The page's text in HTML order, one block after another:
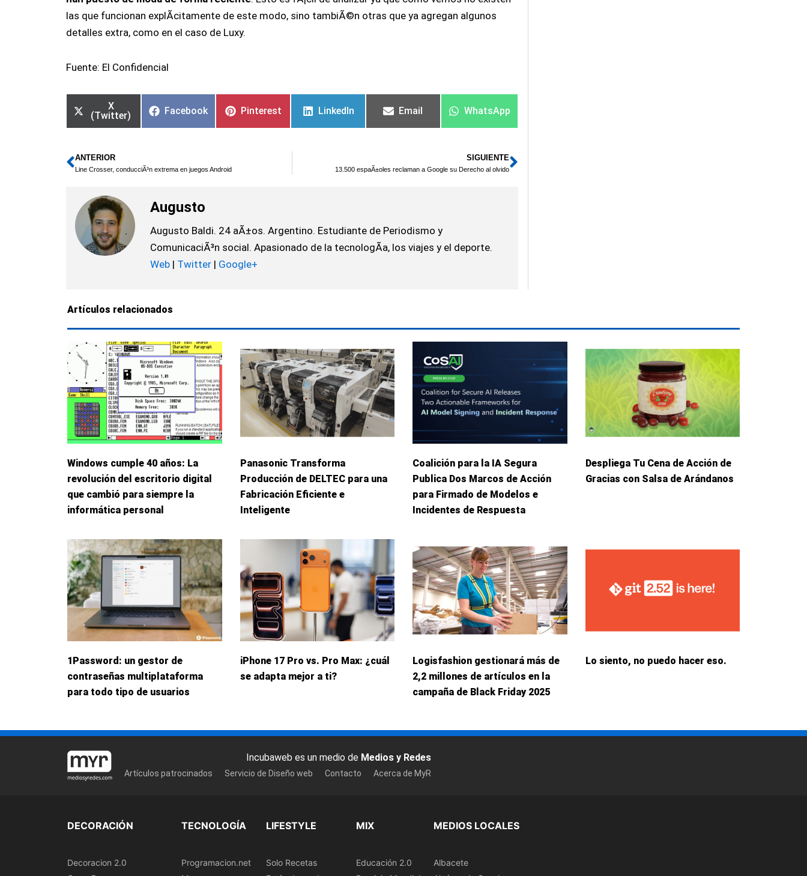
las que funcionan explÃ­citamente de este modo, sino tambiÃ©n otras que ya agregan algunos
detalles extra, como en el caso de Luxy.
Fuente: El Confidencial
X
(Twitter)
Facebook Pinterest LinkedIn Email WhatsApp
Ant
ANTERIOR
Line Crosser, conducciÃ³n extrema en juegos Android
SIGUIENTE
13.500 espaÃ±oles reclaman a Google su Derecho al olvidoSiguiente
Augusto
Augusto Baldi. 24 aÃ±os. Argentino. Estudiante de Periodismo y
ComunicaciÃ³n social. Apasionado de la tecnologÃ­a, los viajes y el deporte.
Web| Twitter| Google+
Artículos relacionados
Windows cumple 40 años: La
revolución del escritorio digital
que cambió para siempre la
informática personal
Panasonic Transforma
Producción de DELTEC para una
Fabricación Eficiente e
Inteligente
Coalición para la IA Segura
Publica Dos Marcos de Acción
para Firmado de Modelos e
Incidentes de Respuesta
Despliega Tu Cena de Acción de
Gracias con Salsa de Arándanos
1Password: un gestor de
contraseñas multiplataforma
para todo tipo de usuarios
iPhone 17 Pro vs. Pro Max: ¿cuál
se adapta mejor a ti?
Logisfashion gestionará más de
2,2 millones de artículos en la
campaña de Black Friday 2025
Lo siento, no puedo hacer eso.
Incubaweb es un medio de Medios y Redes
Artículos patrocinados Servicio de Diseño web Contacto Acerca de MyR
DECORACIÓN
Decoracion 2.0
TECNOLOGÍA
Programacion.net
LIFESTYLE
Solo Recetas
MIX
Educación 2.0
MEDIOS LOCALES
Albacete